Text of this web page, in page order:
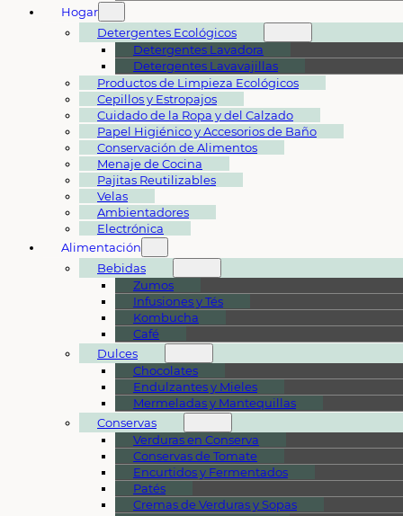
Hogar
Detergentes Ecológicos
Detergentes Lavadora
Detergentes Lavavajillas
Productos de Limpieza Ecológicos
Cepillos y Estropajos
Cuidado de la Ropa y del Calzado
Papel Higiénico y Accesorios de Baño
Conservación de Alimentos
Menaje de Cocina
Pajitas Reutilizables
Velas
Ambientadores
Electrónica
Alimentación
Bebidas
Zumos
Infusiones y Tés
Kombucha
Café
Dulces
Chocolates
Endulzantes y Mieles
Mermeladas y Mantequillas
Conservas
Verduras en Conserva
Conservas de Tomate
Encurtidos y Fermentados
Patés
Cremas de Verduras y Sopas